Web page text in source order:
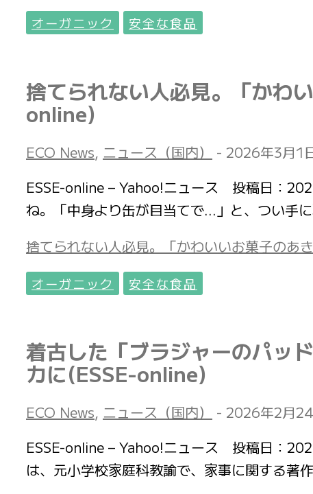
オーガニック 安全な食品
捨てられない人必見。「かわ
online)
ECO News, ニュース（国内） - 2026年3月1
ESSE-online – Yahoo!ニュース 投稿日：
ね。「中身より缶が目当てで…」と、つい手
捨てられない人必見。「かわいいお菓子のあ
オーガニック 安全な食品
着古した「ブラジャーのパッ
カに(ESSE-online)
ECO News, ニュース（国内） - 2026年2月
ESSE-online – Yahoo!ニュース 投稿日：
は、元小学校家庭科教諭で、家事に関する著